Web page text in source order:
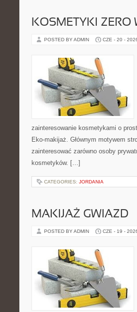
KOSMETYKI ZERO
POSTED BY ADMIN CZE - 20 -
zainteresowanie kosmetykami o
Eko-makijaż. Głównym motywem
zainteresować zarówno osoby
kosmetyków. […]
CATEGORIES: JORDANIA
MAKIJAŻ GWIAZD
POSTED BY ADMIN CZE - 19 -